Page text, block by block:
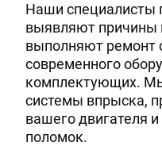
Наши специалисты
выявляют причины
выполняют ремонт
современного
комплектующих.
системы впрыска,
вашего двигателя
поломок.